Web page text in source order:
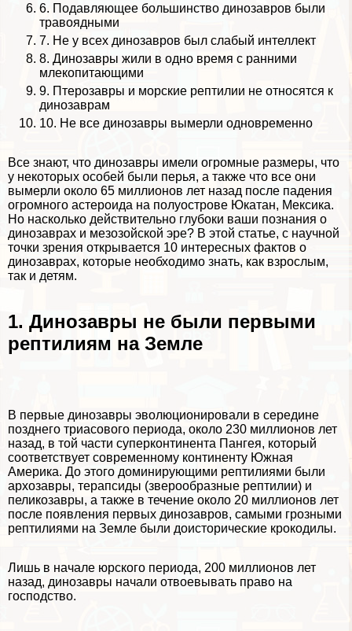
6. Подавляющее большинство динозавров были
травоядными
7. Не у всех динозавров был слабый интеллект
8. Динозавры жили в одно время с ранними
млекопитающими
9. Птерозавры и морские рептилии не относятся к
динозаврам
10. Не все динозавры вымерли одновременно
Все знают, что динозавры имели огромные размеры, что
у некоторых особей были перья, а также что все они
вымерли около 65 миллионов лет назад после падения
огромного астероида на полуострове Юкатан, Мексика.
Но насколько действительно глубоки ваши познания о
динозаврах и мезозойской эре? В этой статье, с научной
точки зрения открывается 10 интересных фактов о
динозаврах, которые необходимо знать, как взрослым,
так и детям.
1. Динозавры не были первыми
рептилиям на Земле
В первые динозавры эволюционировали в середине
позднего триасового периода, около 230 миллионов лет
назад, в той части суперконтинента Пангея, который
соответствует современному континенту Южная
Америка. До этого доминирующими рептилиями были
архозавры, терапсиды (зверообразные рептилии) и
пеликозавры, а также в течение около 20 миллионов лет
после появления первых динозавров, самыми грозными
рептилиями на Земле были доисторические крокодилы.
Лишь в начале юрского периода, 200 миллионов лет
назад, динозавры начали отвоевывать право на
господство.